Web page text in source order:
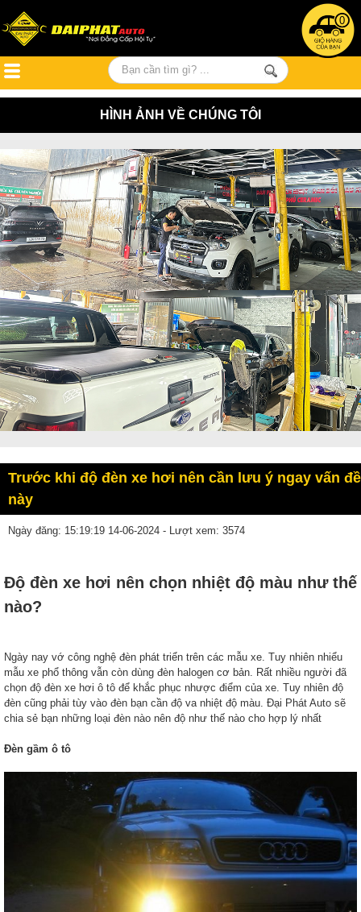
0
HÌNH ẢNH VỀ CHÚNG TÔI
Trước khi độ đèn xe hơi nên cần lưu ý ngay vấn đề
này
Ngày đăng: 15:19:19 14-06-2024 - Lượt xem: 3574
Độ đèn xe hơi nên chọn nhiệt độ màu như thế
nào?
Ngày nay vớ công nghệ đèn phát triển trên các mẫu xe. Tuy nhiên nhiểu
mẫu xe phổ thông vẫn còn dùng đèn halogen cơ bản. Rất nhiều người đã
chọn độ đèn xe hơi ô tô để khắc phục nhược điểm của xe. Tuy nhiên độ
đèn cũng phải tùy vào đèn bạn cần độ va nhiệt độ màu. Đại Phát Auto sẽ
chia sẻ bạn những loại đèn nào nên độ như thế nào cho hợp lý nhất
Đèn gầm ô tô